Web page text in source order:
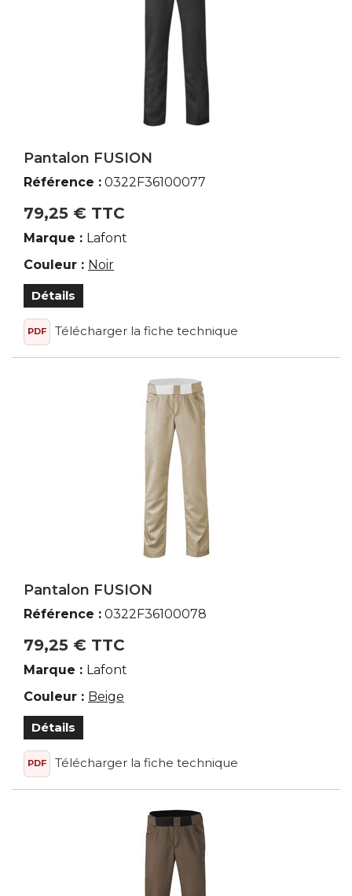
Pantalon FUSION
Référence : 0322F36100077
79,25 € TTC
Marque : Lafont
Couleur : Noir
Détails
PDF Télécharger la fiche technique
Pantalon FUSION
Référence : 0322F36100078
79,25 € TTC
Marque : Lafont
Couleur : Beige
Détails
PDF Télécharger la fiche technique